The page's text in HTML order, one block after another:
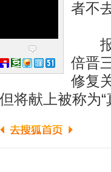
者不
报
倍晋
修复
将献上被称为“